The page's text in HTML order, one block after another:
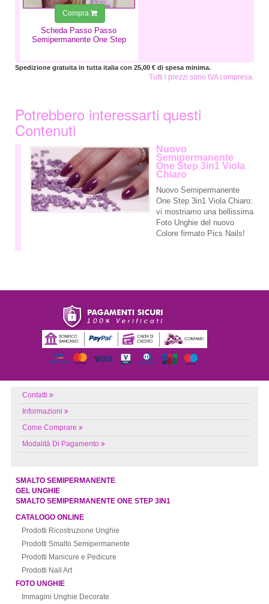
Scheda Passo Passo
Semipermanente One Step
Compra
Spedizione gratuita in tutta italia con 25,00 € di spesa minima.
Tutti i prezzi sono IVA compresa.
Potrebbero interessarti questi
Contenuti
Nuovo
Semipermanente
One Step 3in1 Viola
Chiaro
Nuovo Semipermanente
One Step 3in1 Viola Chiaro:
vi mostriamo una bellissima
Foto Unghie del nuovo
Colore firmato Pics Nails!
Contatti
Informazioni
Come Comprare
Modalità Di Pagamento
SMALTO SEMIPERMANENTE
GEL UNGHIE
SMALTO SEMIPERMANENTE ONE STEP 3IN1
CATALOGO ONLINE
Prodotti Ricostruzione Unghie
Prodotti Smalto Semipermanente
Prodotti Manicure e Pedicure
Prodotti Nail Art
FOTO UNGHIE
Immagini Unghie Decorate